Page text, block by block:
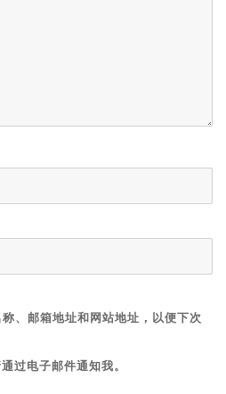
、邮箱地址和网站地址，以便下次
过电子邮件通知我。